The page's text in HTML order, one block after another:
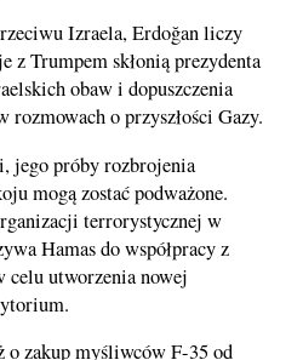
Izraela, Erdoğan liczy
z Trumpem skłonią prezydenta
obaw i dopuszczenia
o przyszłości Gazy.
jego próby rozbrojenia
mogą zostać podważone.
terrorystycznej w
Hamas do współpracy z
celu utworzenia nowej
o zakup myśliwców F-35 od